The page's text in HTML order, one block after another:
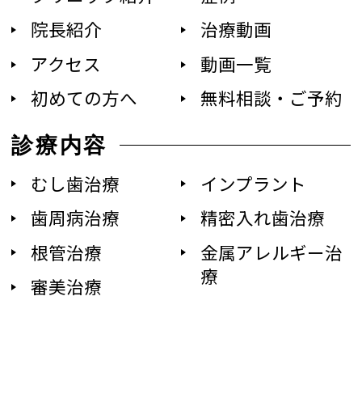
院長紹介
アクセス
初めての方へ
治療動画
動画一覧
無料相談・ご予約
診療内容
むし歯治療
歯周病治療
根管治療
審美治療
インプラント
精密入れ歯治療
金属アレルギー治
療